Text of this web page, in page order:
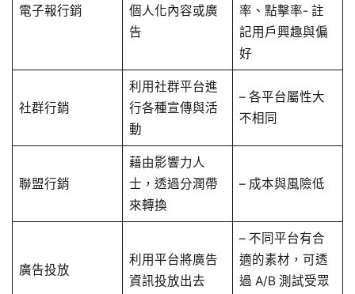
電子報行銷
個人化內容或廣
告
率、點擊率- 註
記用戶興趣與偏
好
社群行銷
利用社群平台進
行各種宣傳與活
動
– 各平台屬性大
不相同
聯盟行銷
藉由影響力人
士，透過分潤帶
來轉換
– 成本與風險低
廣告投放
利用平台將廣告
資訊投放出去
– 不同平台有合
適的素材，可透
過 A/B 測試受眾